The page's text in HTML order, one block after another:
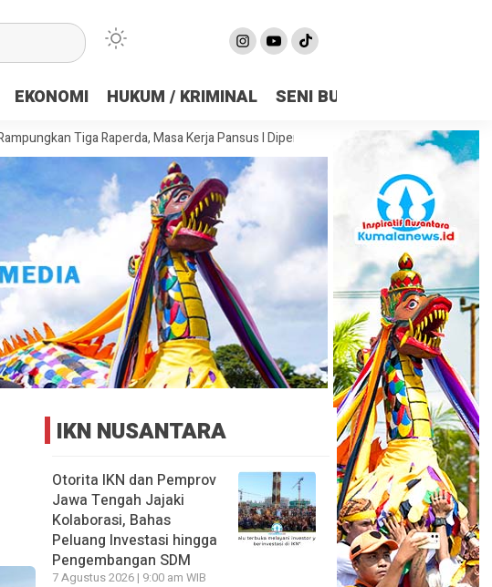
EKONOMI HUKUM / KRIMINAL SENI BUDAYA
Tiga Raperda, Masa Kerja Pansus I Diperpanjang Demi Matangkan Substansi
IKN NUSANTARA
Otorita IKN dan Pemprov
Jawa Tengah Jajaki
Kolaborasi, Bahas
Peluang Investasi hingga
Pengembangan SDM
7 Agustus 2026 | 9:00 am WIB